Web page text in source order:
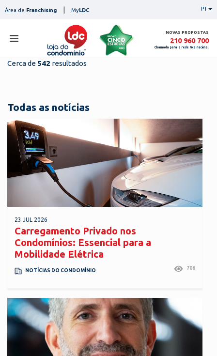
toÁrea de Franchising MyLDC PT
NOVAS PROPOSTAS
210 960 700
Chamada para a rede fixa nacional
notícias
contactos
Cerca de 542 resultados
Todas as notícias
23 JUL 2026
Carregamento Privado nos
Condomínios: Essencial para a
Mobilidade Elétrica
NOTÍCIAS DO CONDOMÍNIO 706